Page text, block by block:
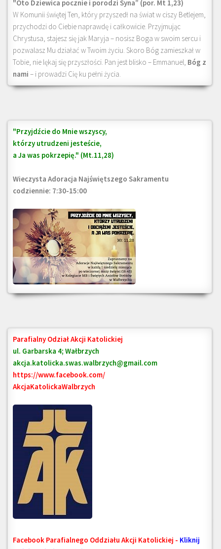
"Oto Dziewica pocznie i porodzi Syna” (por. Mt 1,23)
W Komunii świętej Ten, który przyszedł na świat w ciszy Betlejem,
przychodzi do Ciebie naprawdę i całkowicie. Przyjmując
Chrystusa, stajesz się jak Maryja – nosisz Boga w swoim sercu i
pozwalasz Mu działać w Twoim życiu. Skoro Bóg zamieszkał w
Tobie, nie lękaj się przyszłości. Pan jest blisko – Emmanuel, Bóg z
nami – i prowadzi Cię ku pełni życia.
"Przyjdźcie do Mnie wszyscy,
którzy utrudzeni jesteście,
a Ja was pokrzepię." (Mt.11,28)
Wieczysta Adoracja Najświętszego Sakramentu
codziennie: 7:30-15:00
Parafialny Odział Akcji Katolickiej
ul. Garbarska 4; Wałbrzych
akcja.katolicka.swas.walbrzych@gmail.com
https://www.facebook.com/
AkcjaKatolickaWalbrzych
Facebook Parafialnego Oddziału Akcji Katolickiej - Kliknij